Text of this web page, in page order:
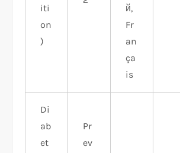
iti
on
)
й,
Fr
an
ça
is
Di
ab
et
Pr
ev